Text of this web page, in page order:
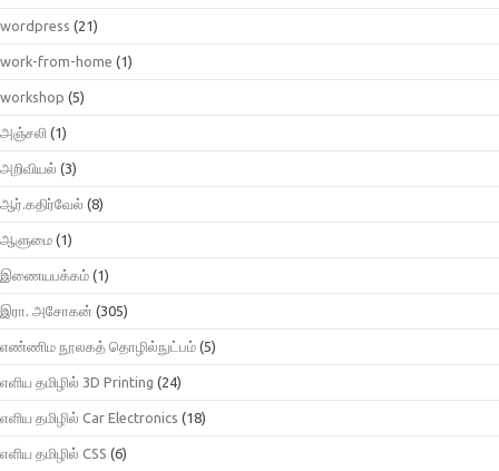
wordpress (21)
work-from-home (1)
workshop (5)
அஞ்சலி (1)
அறிவியல் (3)
ஆர்.கதிர்வேல் (8)
ஆளுமை (1)
இணையபக்கம் (1)
இரா. அசோகன் (305)
எண்ணிம நூலகத் தொழில்நுட்பம் (5)
எளிய தமிழில் 3D Printing (24)
எளிய தமிழில் Car Electronics (18)
எளிய தமிழில் CSS (6)